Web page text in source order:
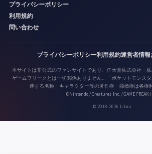
プライバシーポリシー
利用規約
問い合わせ
プライバシーポリシー利用規約運営者情報
本サイトは非公式のファンサイトであり、任天堂株式会社・
ゲームフリークとは一切関係ありません。「ポケットモンス
連する名称・キャラクター等の著作権・商標権は各権
©Nintendo / Creatures Inc. / GAME FREAK
© 2018-2026 Libra